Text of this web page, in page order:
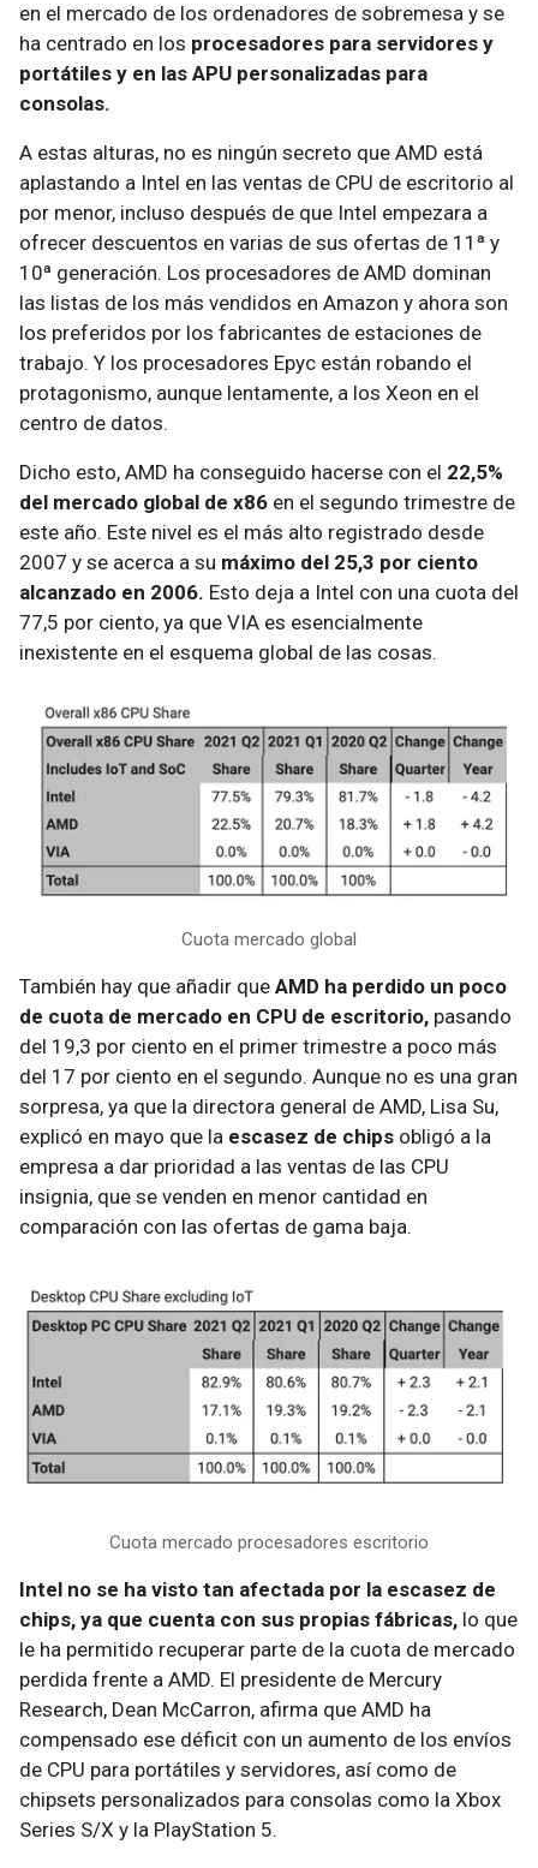
en el mercado de los ordenadores de sobremesa y se
ha centrado en los procesadores para servidores y
portátiles y en las APU personalizadas para
consolas.
A estas alturas, no es ningún secreto que AMD está
aplastando a Intel en las ventas de CPU de escritorio al
por menor, incluso después de que Intel empezara a
ofrecer descuentos en varias de sus ofertas de 11ª y
10ª generación. Los procesadores de AMD dominan
las listas de los más vendidos en Amazon y ahora son
los preferidos por los fabricantes de estaciones de
trabajo. Y los procesadores Epyc están robando el
protagonismo, aunque lentamente, a los Xeon en el
centro de datos.
Dicho esto, AMD ha conseguido hacerse con el 22,5%
del mercado global de x86 en el segundo trimestre de
este año. Este nivel es el más alto registrado desde
2007 y se acerca a su máximo del 25,3 por ciento
alcanzado en 2006. Esto deja a Intel con una cuota del
77,5 por ciento, ya que VIA es esencialmente
inexistente en el esquema global de las cosas.
Cuota mercado global
También hay que añadir que AMD ha perdido un poco
de cuota de mercado en CPU de escritorio, pasando
del 19,3 por ciento en el primer trimestre a poco más
del 17 por ciento en el segundo. Aunque no es una gran
sorpresa, ya que la directora general de AMD, Lisa Su,
explicó en mayo que la escasez de chips obligó a la
empresa a dar prioridad a las ventas de las CPU
insignia, que se venden en menor cantidad en
comparación con las ofertas de gama baja.
Cuota mercado procesadores escritorio
Intel no se ha visto tan afectada por la escasez de
chips, ya que cuenta con sus propias fábricas, lo que
le ha permitido recuperar parte de la cuota de mercado
perdida frente a AMD. El presidente de Mercury
Research, Dean McCarron, afirma que AMD ha
compensado ese déficit con un aumento de los envíos
de CPU para portátiles y servidores, así como de
chipsets personalizados para consolas como la Xbox
Series S/X y la PlayStation 5.